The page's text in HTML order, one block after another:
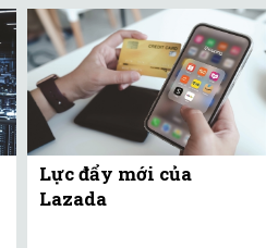
Lực đẩy mới của
Lazada